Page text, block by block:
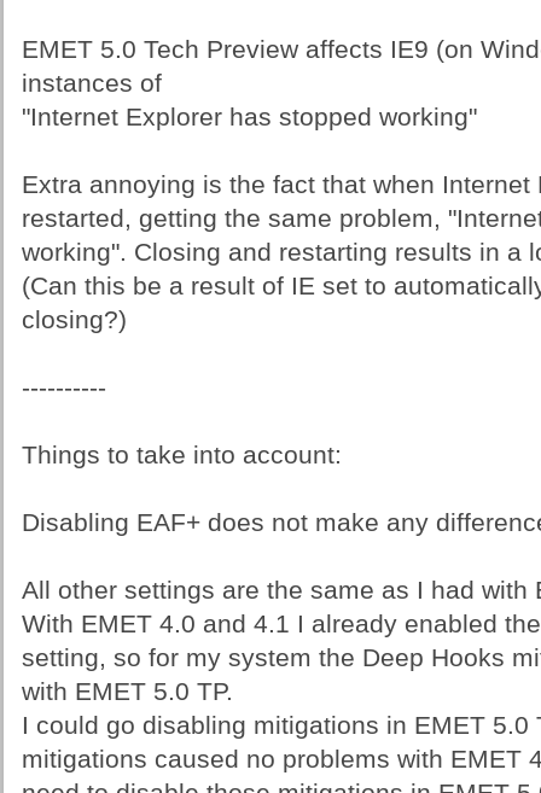
EMET 5.0 Tech Preview affects IE9 (on
instances of
"Internet Explorer has stopped working"
Extra annoying is the fact that when
restarted, getting the same problem,
working". Closing and restarting results in a
(Can this be a result of IE set to
closing?)
----------
Things to take into account:
Disabling EAF+ does not make any
All other settings are the same as I had with
With EMET 4.0 and 4.1 I already enabled
setting, so for my system the Deep Hooks
with EMET 5.0 TP.
I could go disabling mitigations in EMET 5.0
mitigations caused no problems with EMET